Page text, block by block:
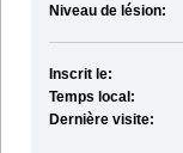
Niveau de lésion:
Inscrit le:
Temps local:
Dernière visite: